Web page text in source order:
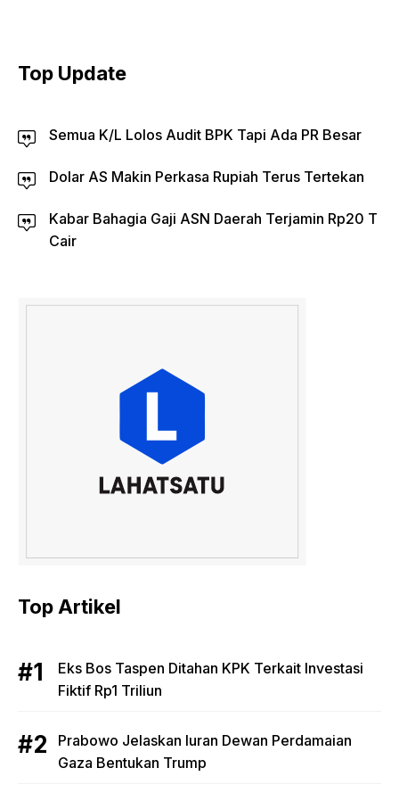
Top Update
Semua K/L Lolos Audit BPK Tapi Ada PR Besar
Dolar AS Makin Perkasa Rupiah Terus Tertekan
Kabar Bahagia Gaji ASN Daerah Terjamin Rp20 T
Cair
Top Artikel
Eks Bos Taspen Ditahan KPK Terkait Investasi
Fiktif Rp1 Triliun
Prabowo Jelaskan Iuran Dewan Perdamaian
Gaza Bentukan Trump